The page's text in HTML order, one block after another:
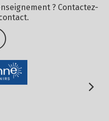
? Contactez-